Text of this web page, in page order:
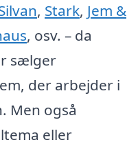
, Stark, Jem &
, osv. – da
sælger
der arbejder i
Men også
eller